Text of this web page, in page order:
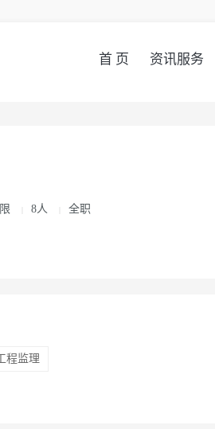
首 页 资讯服务
8人 全职
程监理